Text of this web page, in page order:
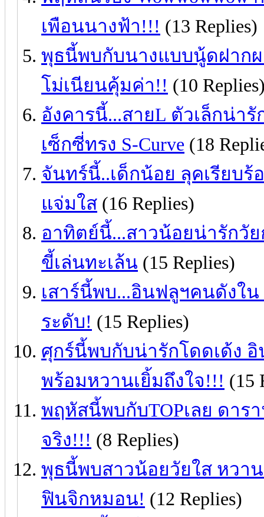
เพือนนางฟ้า!!! (13 Replies)
พุธนี้พบกับนางแบบนู้ดฝาก
โม่เนียนคุ้มค่า!! (10
อังคารนี้...สายL ตัวเล็กน่า
เซ็กซี่ทรง S-Curve (18
จันทร์นี้..เด็กน้อย ลุคเรียบร้
แจ่มใส (16 Replies)
อาทิตย์นี้...สาวน้อยน่ารักวั
ขี้เล่นทะเล้น (15 Replies)
เสาร์นี้พบ...อินฟลูฯคนดังใน
ระดับ! (15 Replies)
ศุกร์นี้พบกับน่ารักโดดเด้ง
พร้อมหวานเยิ้มถึงใจ!!! (15
พฤหัสนี้พบกับTOPเลย ดาร
จริง!!! (8 Replies)
พุธนี้พบสาวน้อยวัยใส หวา
ฟินจิกหมอน! (12 Replies)